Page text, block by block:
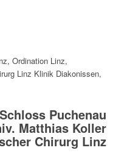
Puchenau
Matthias Koller
Chirurg Linz